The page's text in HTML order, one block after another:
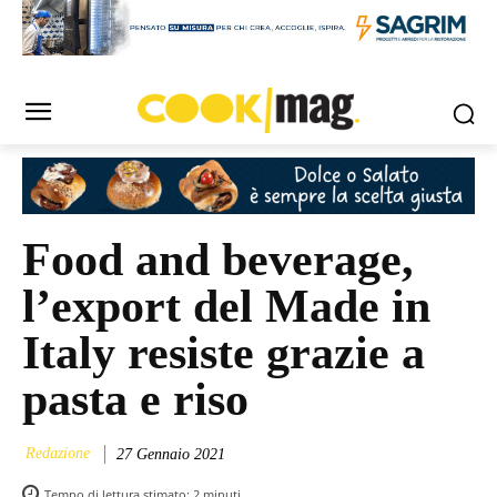
Food and beverage,
l’export del Made in
Italy resiste grazie a
pasta e riso
Redazione 27 Gennaio 2021